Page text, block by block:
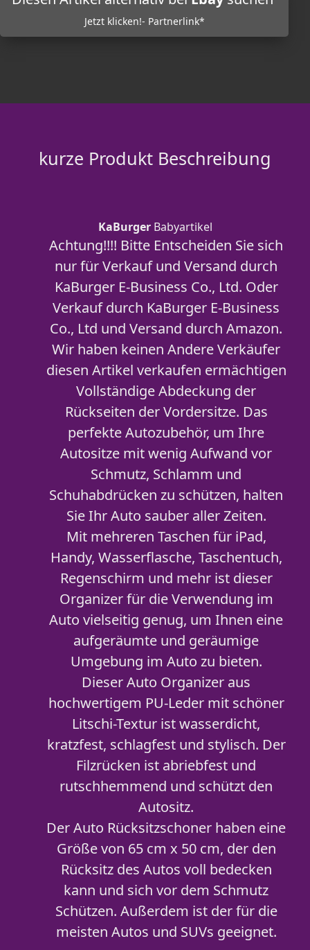
Jetzt klicken!- Partnerlink*
kurze Produkt Beschreibung
KaBurgerBabyartikel
Achtung!!!! Bitte Entscheiden Sie sich
nur für Verkauf und Versand durch
KaBurger E-Business Co., Ltd. Oder
Verkauf durch KaBurger E-Business
Co., Ltd und Versand durch Amazon.
Wir haben keinen Andere Verkäufer
diesen Artikel verkaufen ermächtigen
Vollständige Abdeckung der
Rückseiten der Vordersitze. Das
perfekte Autozubehör, um Ihre
Autositze mit wenig Aufwand vor
Schmutz, Schlamm und
Schuhabdrücken zu schützen, halten
Sie Ihr Auto sauber aller Zeiten.
Mit mehreren Taschen für iPad,
Handy, Wasserflasche, Taschentuch,
Regenschirm und mehr ist dieser
Organizer für die Verwendung im
Auto vielseitig genug, um Ihnen eine
aufgeräumte und geräumige
Umgebung im Auto zu bieten.
Dieser Auto Organizer aus
hochwertigem PU-Leder mit schöner
Litschi-Textur ist wasserdicht,
kratzfest, schlagfest und stylisch. Der
Filzrücken ist abriebfest und
rutschhemmend und schützt den
Autositz.
Der Auto Rücksitzschoner haben eine
Größe von 65 cm x 50 cm, der den
Rücksitz des Autos voll bedecken
kann und sich vor dem Schmutz
Schützen. Außerdem ist der für die
meisten Autos und SUVs geeignet.